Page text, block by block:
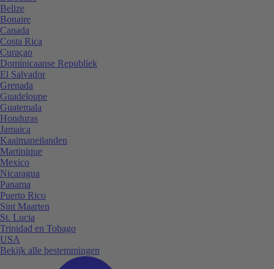
Belize
Bonaire
Canada
Costa Rica
Curaçao
Dominicaanse Republiek
El Salvador
Grenada
Guadeloupe
Guatemala
Honduras
Jamaica
Kaaimaneilanden
Martinique
Mexico
Nicaragua
Panama
Puerto Rico
Sint Maarten
St. Lucia
Trinidad en Tobago
USA
Bekijk alle bestemmingen